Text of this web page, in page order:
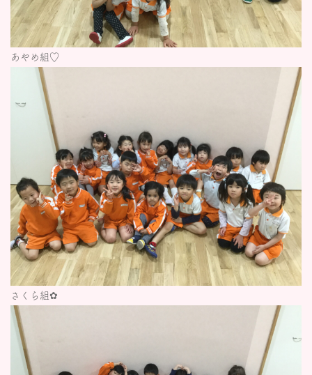
あやめ組♡
さくら組✿